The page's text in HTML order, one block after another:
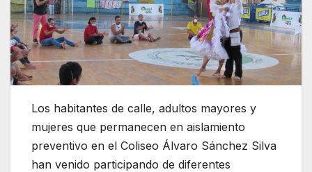
Los habitantes de calle, adultos mayores y
mujeres que permanecen en aislamiento
preventivo en el Coliseo Álvaro Sánchez Silva
han venido participando de diferentes